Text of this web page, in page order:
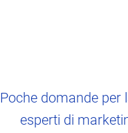
Poche domande per
esperti di